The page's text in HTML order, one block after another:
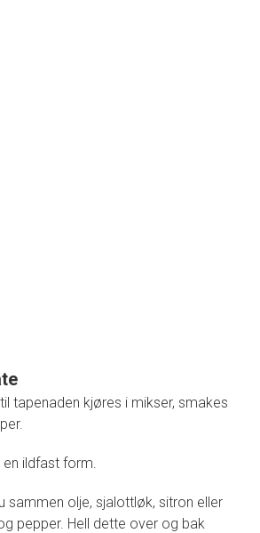
tapenaden kjøres i mikser, smakes
ildfast form.
sammen olje, sjalottløk, sitron eller
pepper. Hell dette over og bak